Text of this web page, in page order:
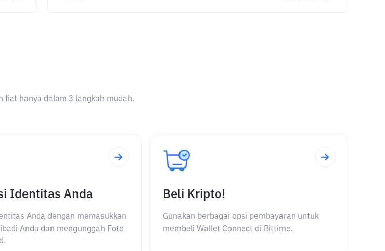
fiat hanya dalam 3 langkah mudah.
Identitas Anda
Anda dengan memasukkan
Anda dan mengunggah Foto
Beli Kripto!
Gunakan berbagai opsi pembayaran untuk
membeli Wallet Connect di Bittime.